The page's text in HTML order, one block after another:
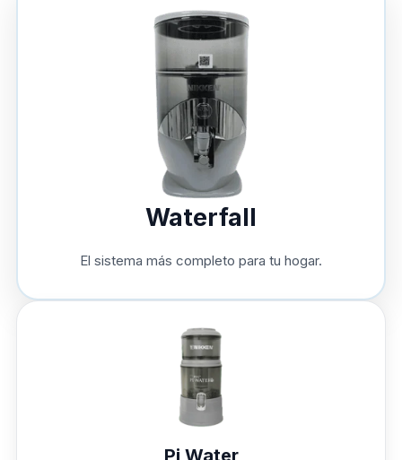
Waterfall
El sistema más completo para tu hogar.
Pi Water